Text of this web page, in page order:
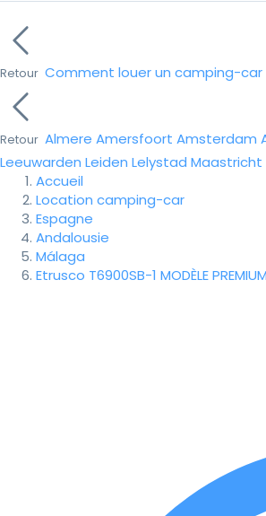
Retour Comment louer un camping-car
Retour Almere Amersfoort Amsterdam
Leeuwarden Leiden Lelystad Maastricht
Accueil
Location camping-car
Espagne
Andalousie
Málaga
Etrusco T6900SB-1 MODÈLE